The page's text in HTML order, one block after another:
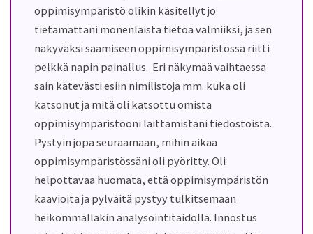
oppimisympäristö olikin käsitellyt jo
tietämättäni monenlaista tietoa valmiiksi, ja sen
näkyväksi saamiseen oppimisympäristössä riitti
pelkkä napin painallus. Eri näkymää vaihtaessa
sain kätevästi esiin nimilistoja mm. kuka oli
katsonut ja mitä oli katsottu omista
oppimisympäristööni laittamistani tiedostoista.
Pystyin jopa seuraamaan, mihin aikaa
oppimisympäristössäni oli pyöritty. Oli
helpottavaa huomata, että oppimisympäristön
kaavioita ja pylväitä pystyy tulkitsemaan
heikommallakin analysointitaidolla. Innostus